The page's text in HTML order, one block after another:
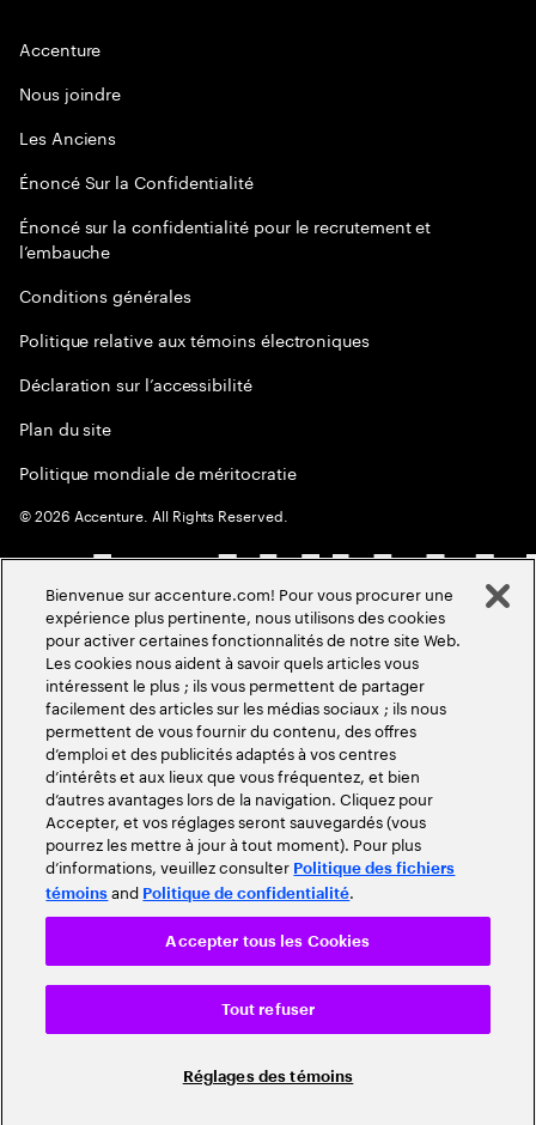
Accenture
Nous joindre
Les Anciens
Énoncé Sur la Confidentialité
Énoncé sur la confidentialité pour le recrutement et
l’embauche
Conditions générales
Politique relative aux témoins électroniques
Déclaration sur l’accessibilité
Plan du site
Politique mondiale de méritocratie
©2026 Accenture. All Rights Reserved.
Bienvenue sur accenture.com! Pour vous procurer une
expérience plus pertinente, nous utilisons des cookies
pour activer certaines fonctionnalités de notre site Web.
Les cookies nous aident à savoir quels articles vous
intéressent le plus ; ils vous permettent de partager
facilement des articles sur les médias sociaux ; ils nous
permettent de vous fournir du contenu, des offres
d’emploi et des publicités adaptés à vos centres
d’intérêts et aux lieux que vous fréquentez, et bien
d’autres avantages lors de la navigation. Cliquez pour
Accepter, et vos réglages seront sauvegardés (vous
pourrez les mettre à jour à tout moment). Pour plus
d’informations, veuillez consulter Politique des fichiers
témoins and Politique de confidentialité.
Réglages des témoins
Tout refuser
Accepter tous les Cookies